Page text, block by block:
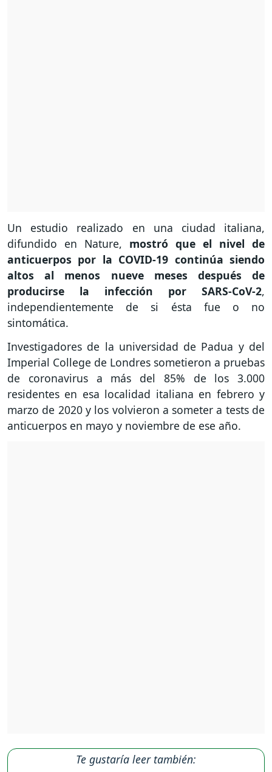
Un estudio realizado en una ciudad italiana,
difundido en Nature, mostró que el nivel de
anticuerpos por la COVID-19 continúa siendo
altos al menos nueve meses después de
producirse la infección por SARS-CoV-2,
independientemente de si ésta fue o no
sintomática.
Investigadores de la universidad de Padua y del
Imperial College de Londres sometieron a pruebas
de coronavirus a más del 85% de los 3.000
residentes en esa localidad italiana en febrero y
marzo de 2020 y los volvieron a someter a tests de
anticuerpos en mayo y noviembre de ese año.
Te gustaría leer también: